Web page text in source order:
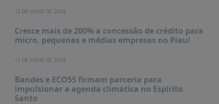
12 DE JULHO DE 2024
Cresce mais de 200% a concessão de crédito para
micro, pequenas e médias empresas no Piauí
11 DE JULHO DE 2024
Bandes e ECO55 firmam parceria para
impulsionar a agenda climática no Espírito
Santo